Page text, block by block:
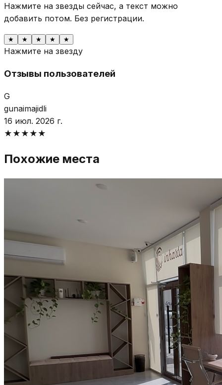
Нажмите на звезды сейчас, а текст можно
добавить потом. Без регистрации.
★ ★ ★ ★ ★
Нажмите на звезду
Отзывы пользователей
G
gunaimajidli
16 июл. 2026 г.
★ ★ ★ ★ ★
Похожие места